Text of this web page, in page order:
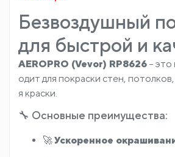
Безвоздушный
для быстрой и
AEROPRO (Vevor) RP8626 –
одит для покраски стен,
я краски.
🔧 Основные преимущества:
🚀Ускоренное